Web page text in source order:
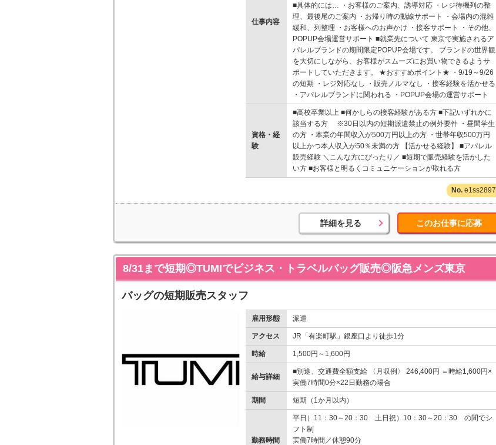
仕事内容
■具体的には… ・お客様のご案内、誘導対応 ・レジ待機列の整
理、最後尾のご案内 ・お帰り時の動線サポート ・会場内の混雑
緩和、列整理 ・お客様へのお声かけ ・接客サポート ・その他、
POPUP会場運営サポート ■就業先について 東京で実施されるア
パレルブランドの期間限定POPUP会場です。 ブランドの世界観
を大切にしながら、お客様がスムーズにお買い物できるようサ
ポートしていただきます。 ★おすすめポイント★ ・9/19～9/26
の短期 ・レジ対応なし ・販売ノルマなし ・接客経験を活かせる
・アパレルブランドに関われる ・POPUP会場の運営サポート
資格・経
験
■高校卒業以上 ■何かしらの接客経験がある方 ■下記いずれかに
該当する方 ※30日以内の短期派遣禁止の例外要件 ・昼間学生
の方 ・本業の年間収入が500万円以上の方 ・世帯年収500万円
以上かつ本人収入が50％未満の方 【活かせる経験】 ■アパレル
販売経験 ＼こんな方にぴったり／ ■短期で販売経験を活かした
い方 ■お客様と明るくコミュニケーションが取れる方
e1ss2897
詳細を見る このお仕事に応募
8/31まで短期◎TUMIでビジネス・トラベルバッグ販売◎阪急メンズ東京
バッグの短期販売スタッフ
雇用形態 派遣
アクセス JR「有楽町駅」銀座口より徒歩1分
時給 1,500円～1,600円
給与詳細
■別途、交通費全額支給 〈月収例〉 246,400円 ＝時給1,600円×
実働7時間0分×22日勤務の場合
期間 短期（1か月以内）
勤務時間
平日）11：30～20：30 土日祝）10：30～20：30 の間でシ
フト制
実働7時間／休憩90分